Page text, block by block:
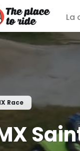
La
Race